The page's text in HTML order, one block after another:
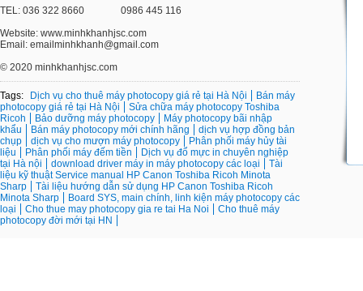
TEL: 036 322 8660 0986 445 116
Website: www.minhkhanhjsc.com
Email: emailminhkhanh@gmail.com
© 2020 minhkhanhjsc.com
Tags: Dịch vụ cho thuê máy photocopy giá rẻ tại Hà Nội
Bán máy
photocopy giá rẻ tại Hà Nội
Sửa chữa máy photocopy Toshiba
Ricoh
Bảo dưỡng máy photocopy
Máy photocopy bãi nhập
khẩu
Bán máy photocopy mới chính hãng
dịch vụ hợp đồng bản
chụp
dịch vụ cho mượn máy photocopy
Phân phối máy hủy tài
liệu
Phân phối máy đếm tiền
Dịch vụ đổ mực in chuyên nghiệp
tại Hà nội
download driver máy in máy photocopy các loại
Tài
liệu kỹ thuật Service manual HP Canon Toshiba Ricoh Minota
Sharp
Tài liệu hướng dẫn sử dụng HP Canon Toshiba Ricoh
Minota Sharp
Board SYS, main chính, linh kiện máy photocopy các
loại
Cho thue may photocopy gia re tai Ha Noi
Cho thuê máy
photocopy đời mới tại HN